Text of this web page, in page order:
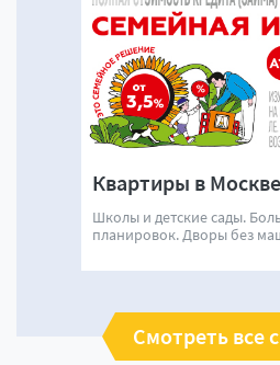
Квартиры в
Школы и детские сады.
планировок. Дворы без
Смотреть все